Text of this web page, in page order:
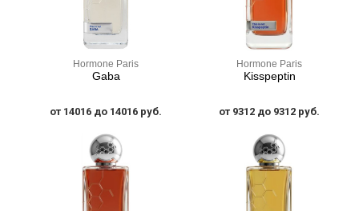
Hormone Paris
Gaba
от 14016 до 14016 руб.
Hormone Paris
Kisspeptin
от 9312 до 9312 руб.